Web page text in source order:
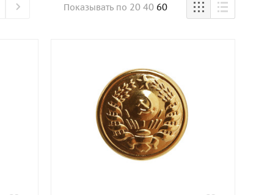
Показывать по 20 40 60